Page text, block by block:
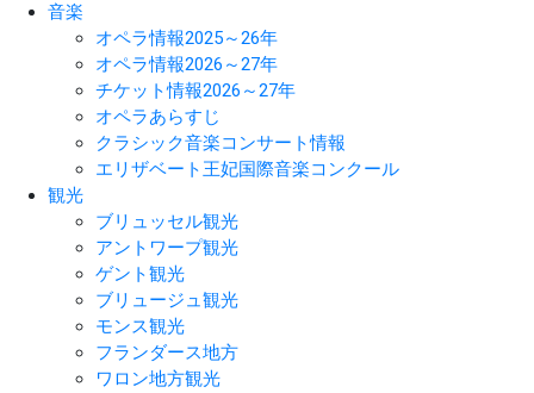
音楽
オペラ情報2025～26年
オペラ情報2026～27年
チケット情報2026～27年
オペラあらすじ
クラシック音楽コンサート情報
エリザベート王妃国際音楽コンクール
観光
ブリュッセル観光
アントワープ観光
ゲント観光
ブリュージュ観光
モンス観光
フランダース地方
ワロン地方観光